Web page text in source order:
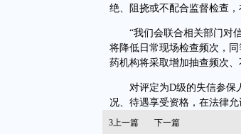
绝、阻挠或不配合监督检查
“我们会联合相关部门对信
将降低日常现场检查频次，
药机构将采取增加抽查频次、
对评定为D级的失信参保人
况、待遇享受资格，在法律
3上一篇 下一篇